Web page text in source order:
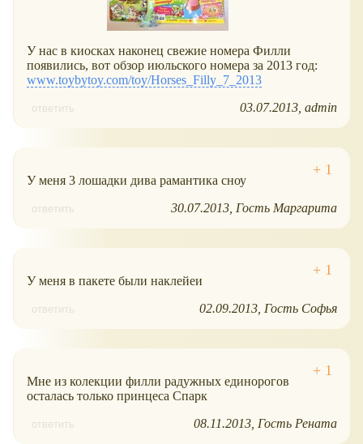
У нас в киосках наконец свежие номера Филли
появились, вот обзор июльского номера за 2013 год:
www.toybytoy.com/toy/Horses_Filly_7_2013
ответить 03.07.2013 admin
У меня 3 лошадки дива рамантика сноу
ответить 30.07.2013 Гость Маргарита
У меня в пакете были наклейеи
ответить 02.09.2013 Гость Софья
Мне из колекции филли радужных единорогов
осталась только принцеса Спарк
ответить 08.11.2013 Гость Рената